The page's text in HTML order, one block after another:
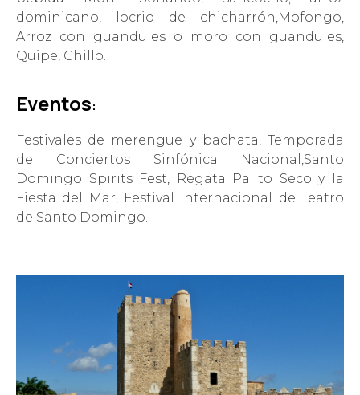
dominicano, locrio de chicharrón,Mofongo,
Arroz con guandules o moro con guandules,
Quipe, Chillo.
Eventos:
Festivales de merengue y bachata, Temporada
de Conciertos Sinfónica Nacional,Santo
Domingo Spirits Fest, Regata Palito Seco y la
Fiesta del Mar, Festival Internacional de Teatro
de Santo Domingo.